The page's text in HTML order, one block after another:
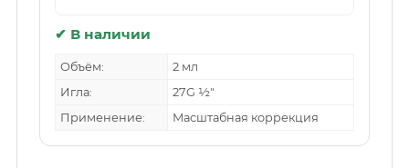
✔ В наличии
Объём:
2 мл
Игла:
27G ½″
Применение:
Масштабная коррекция